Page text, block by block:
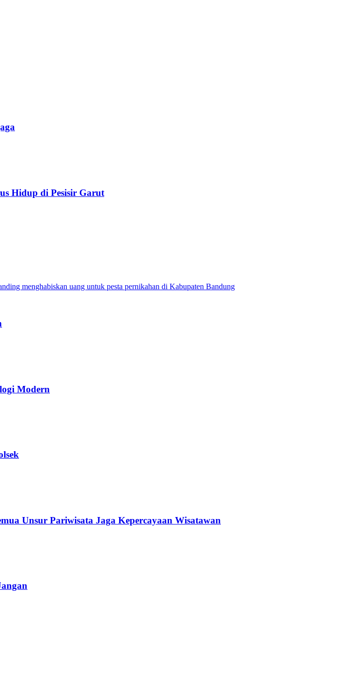
Hidup di Pesisir Garut
Modern
Unsur Pariwisata Jaga Kepercayaan Wisatawan